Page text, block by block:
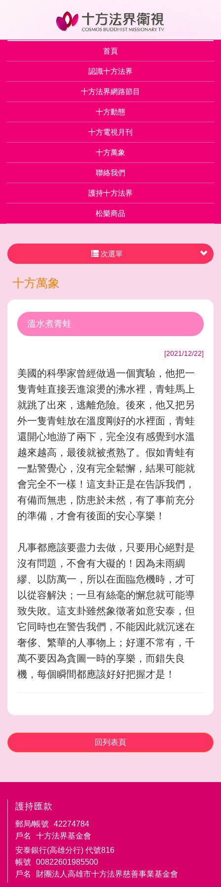
首頁
認識十方法界
十方法界網路節目
十方動態
十方電視月刊
十方萬象
聯絡我們
護持十方法界
松樂商品
次選單
十方萬象
溫水煮青蛙
[2021/12/22]
美國的科學家曾經做過一個實驗，他把一
隻青蛙直接丟進滾燙的沸水裡，青蛙馬上
就跳了出來，逃離危險。後來，他又把另
外一隻青蛙放在溫度剛好的水裡面，青蛙
還開心地游了兩下，完全沒有感覺到水溫
越來越高，最後就被煮熟了。假如青蛙有
一點警覺心，沒有完全鬆懈，結果可能就
會完全不一樣！這支卦正是在告訴我們，
有備而無患，防患於未然，有了事前充分
的準備，才會有後面的安心享樂！
凡事都應該要盡力去做，只要用心絕對是
沒有問題，不會有大礙的！因為未雨綢
繆、以防萬一，所以在面臨危機時，才可
以從容解決；一旦有絲毫的懈怠就可能導
致失敗。這支卦雖然象徵著如意安泰，但
它同時也在警告我們，不能因此就沉迷在
奢侈、繁華的人事物上；好運不常有，千
萬不要因為貪圖一時的享樂，而錯失良
機，每個瞬間都應該好好把握才是！
回列表頁
護持匯款
郵局/帳號
42274784
戶名
十方法界基金會
安泰銀行(高雄分行) 代號816
帳號
00822601985500
戶名
財團法人高雄市十方法界慈善事業基金會